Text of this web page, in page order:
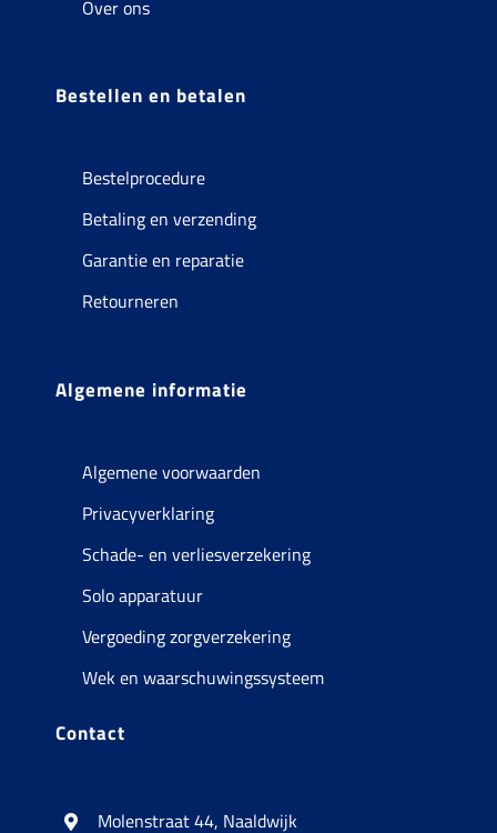
Over ons
Bestellen en betalen
Bestelprocedure
Betaling en verzending
Garantie en reparatie
Retourneren
Algemene informatie
Algemene voorwaarden
Privacyverklaring
Schade- en verliesverzekering
Solo apparatuur
Vergoeding zorgverzekering
Wek en waarschuwingssysteem
Contact
Molenstraat 44, Naaldwijk